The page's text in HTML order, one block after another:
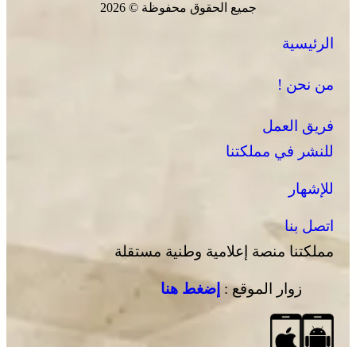
يقظة أمنية وتنظيم محكم يواكبان افتتاح مهرجان الزربية
الثقافي
جميع الحقوق محفوظة © 2026
الرئيسية
من نحن !
فريق العمل
للنشر في مملكتنا
للإشهار
اتصل بنا
مملكتنا منصة إعلامية وطنية مستقلة
زوار الموقع : إضغط هنا